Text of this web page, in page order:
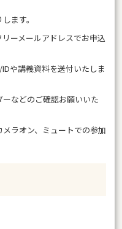
ます。
ーメールアドレスでお申込
や講義資料を送付いたしま
などのご確認お願いいた
ラオン、ミュートでの参加